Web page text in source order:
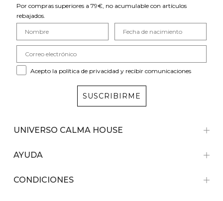
Por compras superiores a 79€, no acumulable con artículos
rebajados.
Acepto la política de privacidad y recibir comunicaciones
SUSCRIBIRME
UNIVERSO CALMA HOUSE
AYUDA
CONDICIONES